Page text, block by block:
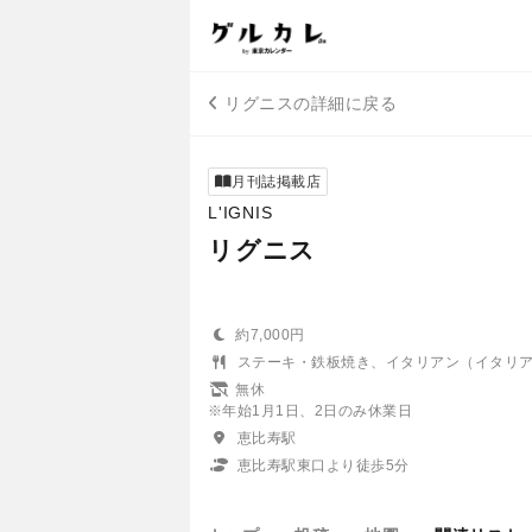
リグニスの詳細に戻る
月刊誌掲載店
L'IGNIS
リグニス
約7,000円
ステーキ・鉄板焼き、イタリアン（イタリ
無休
※年始1月1日、2日のみ休業日
恵比寿駅
恵比寿駅東口より徒歩5分